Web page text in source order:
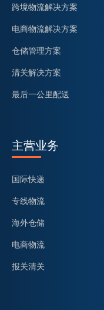
跨境物流解决方案
电商物流解决方案
仓储管理方案
清关解决方案
最后一公里配送
主营业务
国际快递
专线物流
海外仓储
电商物流
报关清关